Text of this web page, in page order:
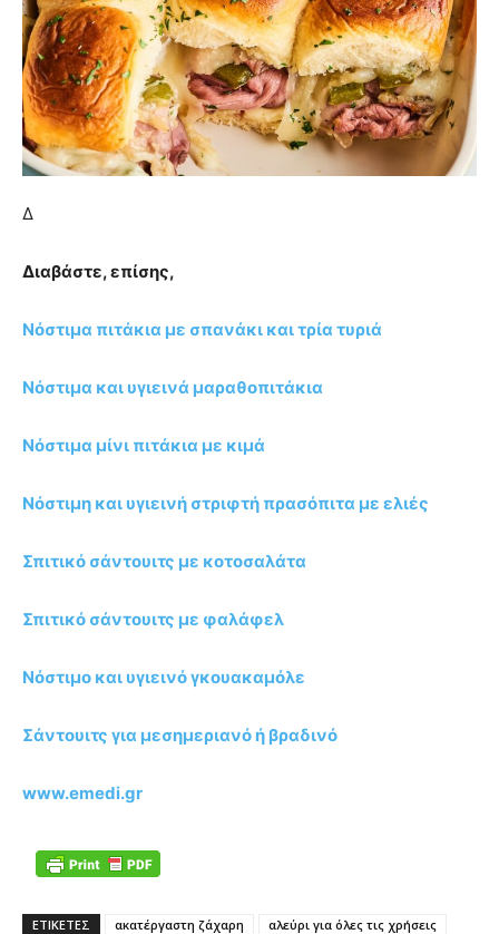
Δ
Διαβάστε, επίσης,
Νόστιμα πιτάκια με σπανάκι και τρία τυριά
Νόστιμα και υγιεινά μαραθοπιτάκια
Νόστιμα μίνι πιτάκια με κιμά
Νόστιμη και υγιεινή στριφτή πρασόπιτα με ελιές
Σπιτικό σάντουιτς με κοτοσαλάτα
Σπιτικό σάντουιτς με φαλάφελ
Νόστιμο και υγιεινό γκουακαμόλε
Σάντουιτς για μεσημεριανό ή βραδινό
www.emedi.gr
ΕΤΙΚΕΤΕΣ ακατέργαστη ζάχαρη
αλεύρι για όλες τις χρήσεις